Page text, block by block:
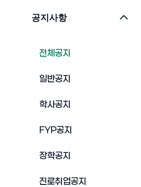
공지사항
전체공지
일반공지
학사공지
FYP공지
장학공지
진로취업공지